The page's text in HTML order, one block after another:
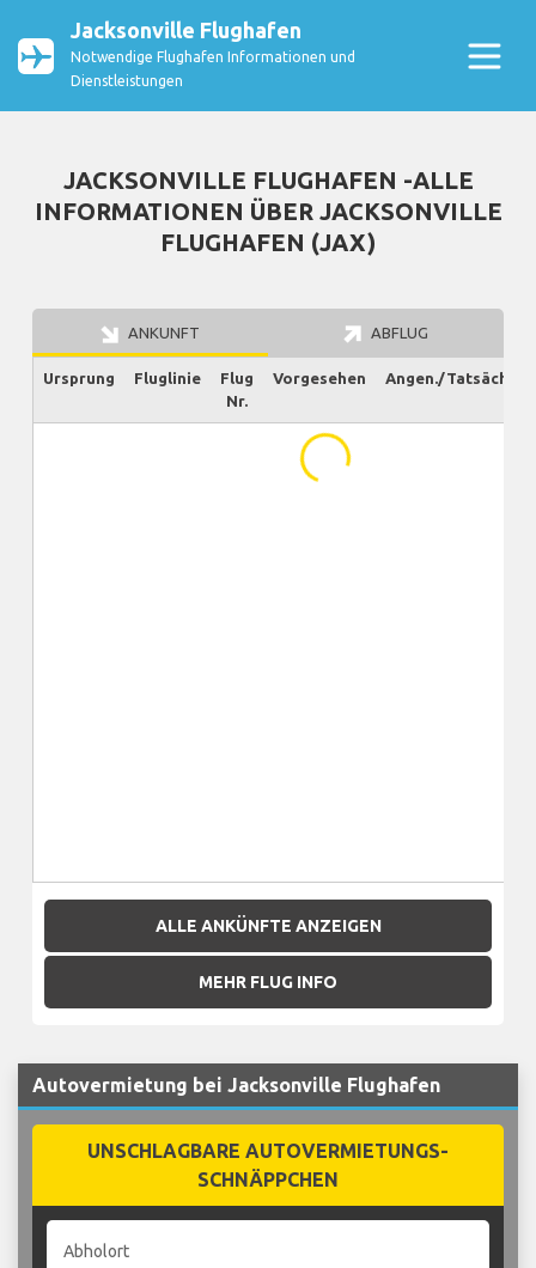
Jacksonville Flughafen
Notwendige Flughafen Informationen und
Dienstleistungen
JACKSONVILLE FLUGHAFEN -ALLE
INFORMATIONEN ÜBER JACKSONVILLE
FLUGHAFEN (JAX)
ANKUNFT ABFLUG
Ursprung Fluglinie
Flug
Nr.
Vorgesehen Angen./Tatsächlich
...
ALLE ANKÜNFTE ANZEIGEN
MEHR FLUG INFO
Autovermietung bei Jacksonville Flughafen
UNSCHLAGBARE AUTOVERMIETUNGS-
SCHNÄPPCHEN
Abholort